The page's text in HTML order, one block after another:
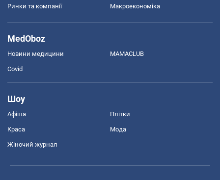
Ринки та компанії Макроекономіка
MedOboz
Новини медицини MAMACLUB
Covid
Шоу
Афіша Плітки
Краса Мода
Жіночий журнал